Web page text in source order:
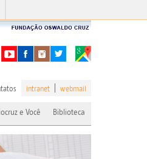
intranet webmail
e Você Biblioteca